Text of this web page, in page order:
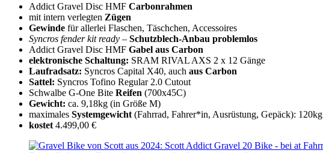
Addict Gravel Disc HMF Carbonrahmen
mit intern verlegten Zügen
Gewinde für allerlei Flaschen, Täschchen, Accessoires
Syncros fender kit ready – Schutzblech-Anbau problemlos
Addict Gravel Disc HMF Gabel aus Carbon
elektronische Schaltung: SRAM RIVAL AXS 2 x 12 Gänge
Laufradsatz: Syncros Capital X40, auch aus Carbon
Sattel: Syncros Tofino Regular 2.0 Cutout
Schwalbe G-One Bite Reifen (700x45C)
Gewicht: ca. 9,18kg (in Größe M)
maximales Systemgewicht (Fahrrad, Fahrer*in, Ausrüstung, Gepäck): 120kg
kostet 4.499,00 €